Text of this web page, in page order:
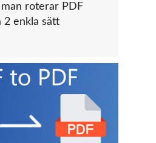
man roterar PDF
2 enkla sätt